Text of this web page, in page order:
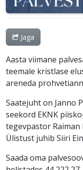
Jaga
Aasta viimane
teemale kristlase
areneda
Saatejuht on Janno
seekord EKNK
tegevpastor Raiman
Ülistust juhib Siiri
Saada oma